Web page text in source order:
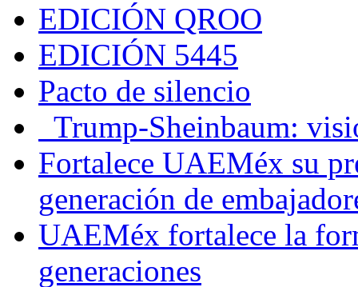
EDICIÓN QROO
EDICIÓN 5445
Pacto de silencio
Trump-Sheinbaum:
Fortalece UAEMéx su
generación de
UAEMéx fortalece la
generaciones